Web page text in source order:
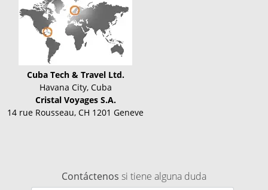
Cuba Tech & Travel Ltd.
Havana City, Cuba
Cristal Voyages S.A.
14 rue Rousseau, CH 1201 Geneve
Contáctenos si tiene alguna duda